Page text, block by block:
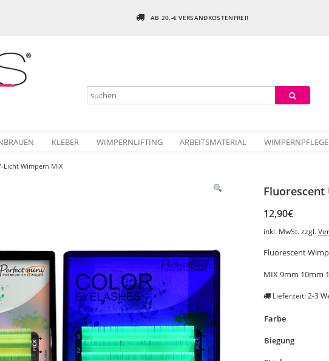
AB 20,-€ VERSANDKOSTENFREI!
KLEBER WIMPERNLIFTING ARBEITSMATERIAL WIMPERNPFLEGE
Licht Wimpern MIX
Fluorescent
12,90€
inkl. MwSt. zzgl.
Fluorescent
MIX 9mm 10mm
Lieferzeit: 2-3
Farbe
Biegung